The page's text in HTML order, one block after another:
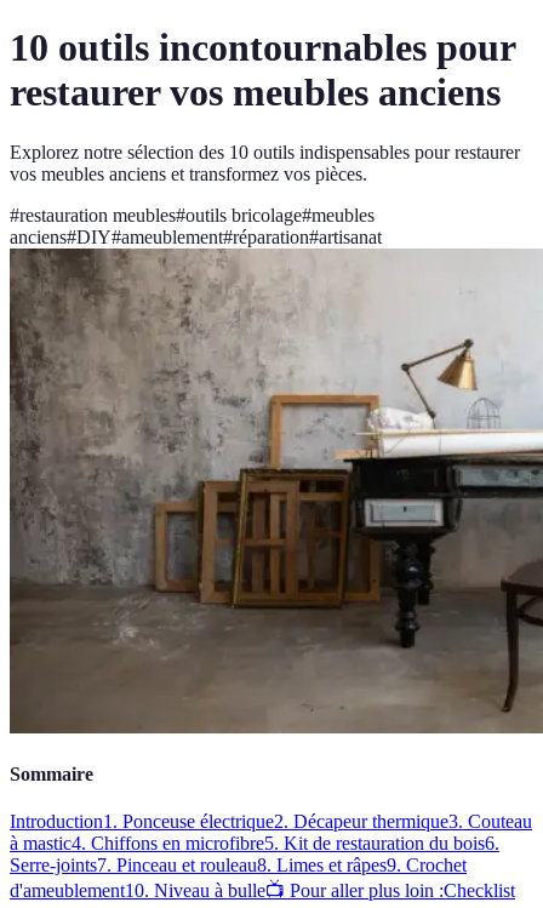
10 outils incontournables pour
restaurer vos meubles anciens
Explorez notre sélection des 10 outils indispensables pour restaurer
vos meubles anciens et transformez vos pièces.
#restauration meubles#outils bricolage#meubles
anciens#DIY#ameublement#réparation#artisanat
Sommaire
Introduction1. Ponceuse électrique2. Décapeur thermique3. Couteau
à mastic4. Chiffons en microfibre5. Kit de restauration du bois6.
Serre-joints7. Pinceau et rouleau8. Limes et râpes9. Crochet
d'ameublement10. Niveau à bulle📺 Pour aller plus loin :Checklist